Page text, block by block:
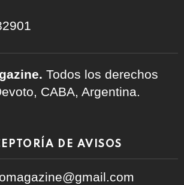
Todos los derechos
CABA, Argentina.
DE AVISOS